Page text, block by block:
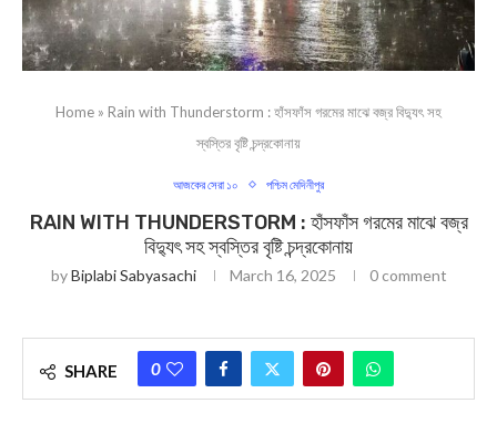
Home » Rain with Thunderstorm : হাঁসফাঁস গরমের মাঝে বজ্র বিদ্যুৎ সহ
স্বস্তির বৃষ্টি চন্দ্রকোনায়
আজকের সেরা ১০ পশ্চিম মেদিনীপুর
RAIN WITH THUNDERSTORM : হাঁসফাঁস গরমের মাঝে বজ্র
বিদ্যুৎ সহ স্বস্তির বৃষ্টি চন্দ্রকোনায়
byBiplabi Sabyasachi March 16, 2025 0 comment
SHARE 0